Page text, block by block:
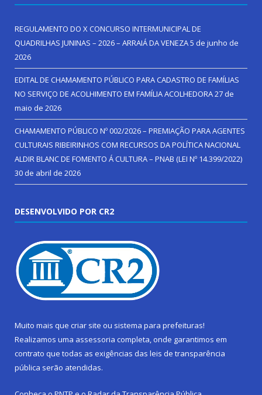
REGULAMENTO DO X CONCURSO INTERMUNICIPAL DE
QUADRILHAS JUNINAS – 2026 – ARRAIÁ DA VENEZA5 de junho de
2026
EDITAL DE CHAMAMENTO PÚBLICO PARA CADASTRO DE FAMÍLIAS
NO SERVIÇO DE ACOLHIMENTO EM FAMÍLIA ACOLHEDORA27 de
maio de 2026
CHAMAMENTO PÚBLICO Nº 002/2026 – PREMIAÇÃO PARA AGENTES
CULTURAIS RIBEIRINHOS COM RECURSOS DA POLÍTICA NACIONAL
ALDIR BLANC DE FOMENTO Á CULTURA – PNAB (LEI Nº 14.399/2022)
30 de abril de 2026
DESENVOLVIDO POR CR2
Muito mais que criar site ou sistema para prefeituras!
Realizamos uma assessoria completa, onde garantimos em
contrato que todas as exigências das leis de transparência
pública serão atendidas.